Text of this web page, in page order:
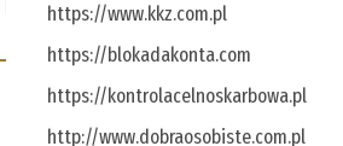
https://www.kkz.com.pl
https://blokadakonta.com
https://kontrolacelnoskarbowa.pl
http://www.dobraosobiste.com.pl